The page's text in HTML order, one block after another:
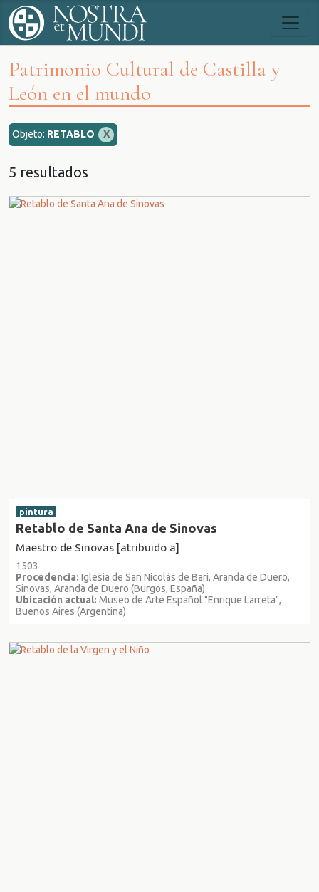
Patrimonio Cultural de Castilla y
León en el mundo
Objeto: RETABLO X
5 resultados
pintura
Retablo de Santa Ana de Sinovas
Maestro de Sinovas [atribuido a]
1503
Procedencia: Iglesia de San Nicolás de Bari, Aranda de Duero,
Sinovas, Aranda de Duero (Burgos, España)
Ubicación actual: Museo de Arte Español "Enrique Larreta",
Buenos Aires (Argentina)